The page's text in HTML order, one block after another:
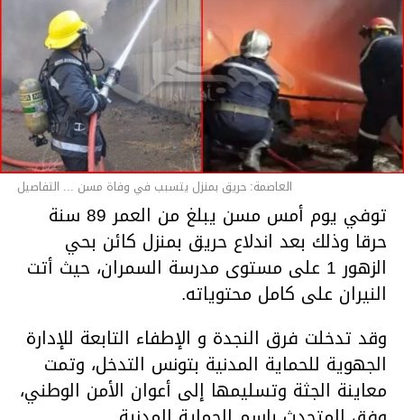
العاصمة: حريق بمنزل يتسبب في وفاة مسن ... التفاصيل
توفي يوم أمس مسن يبلغ من العمر 89 سنة
حرقا وذلك بعد اندلاع حريق بمنزل كائن بحي
الزهور 1 على مستوى مدرسة السمران، حيث أتت
النيران على كامل محتوياته.
وقد تدخلت فرق النجدة و الإطفاء التابعة للإدارة
الجهوية للحماية المدنية بتونس التدخل، وتمت
معاينة الجثة وتسليمها إلى أعوان الأمن الوطني،